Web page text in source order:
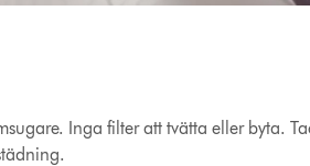
Inga filter att tvätta eller byta.